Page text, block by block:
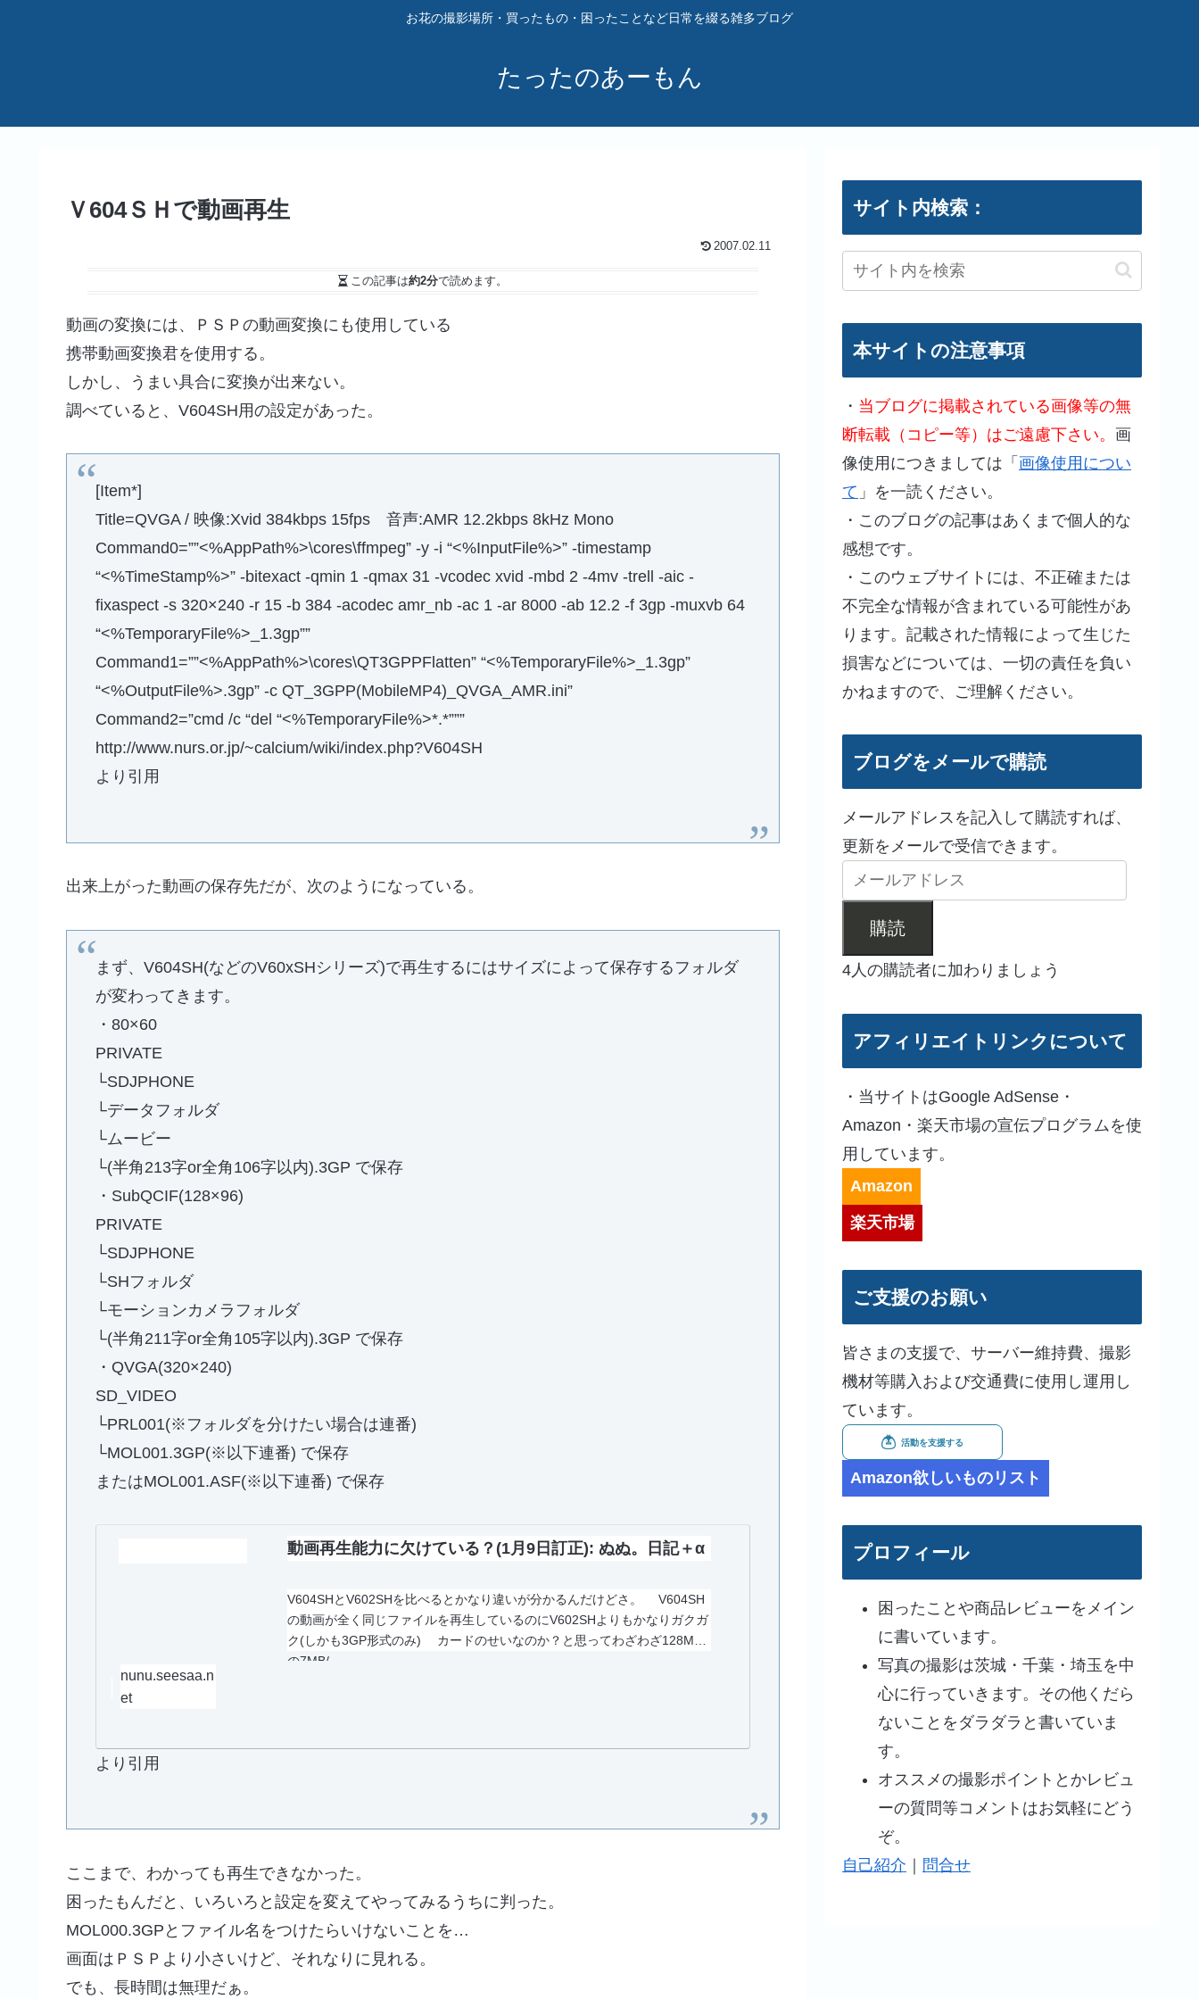
お花の撮影場所・買ったもの・困ったことなど日常を綴る雑多ブログ
たったのあーもん
Ｖ604ＳＨで動画再生
2007.02.11
この記事は約2分で読めます。
動画の変換には、ＰＳＰの動画変換にも使用している
携帯動画変換君を使用する。
しかし、うまい具合に変換が出来ない。
調べていると、V604SH用の設定があった。
[Item*]
Title=QVGA / 映像:Xvid 384kbps 15fps 音声:AMR 12.2kbps 8kHz Mono
Command0=””<%AppPath%>\cores\ffmpeg” -y -i “<%InputFile%>” -timestamp
“<%TimeStamp%>” -bitexact -qmin 1 -qmax 31 -vcodec xvid -mbd 2 -4mv -trell -aic -
fixaspect -s 320×240 -r 15 -b 384 -acodec amr_nb -ac 1 -ar 8000 -ab 12.2 -f 3gp -muxvb 64
“<%TemporaryFile%>_1.3gp””
Command1=””<%AppPath%>\cores\QT3GPPFlatten” “<%TemporaryFile%>_1.3gp”
“<%OutputFile%>.3gp” -c QT_3GPP(MobileMP4)_QVGA_AMR.ini”
Command2=”cmd /c “del “<%TemporaryFile%>*.*”””
http://www.nurs.or.jp/~calcium/wiki/index.php?V604SH
より引用
出来上がった動画の保存先だが、次のようになっている。
まず、V604SH(などのV60xSHシリーズ)で再生するにはサイズによって保存するフォルダ
が変わってきます。
・80×60
PRIVATE
└SDJPHONE
└データフォルダ
└ムービー
└(半角213字or全角106字以内).3GP で保存
・SubQCIF(128×96)
PRIVATE
└SDJPHONE
└SHフォルダ
└モーションカメラフォルダ
└(半角211字or全角105字以内).3GP で保存
・QVGA(320×240)
SD_VIDEO
└PRL001(※フォルダを分けたい場合は連番)
└MOL001.3GP(※以下連番) で保存
またはMOL001.ASF(※以下連番) で保存
動画再生能力に欠けている？(1月9日訂正): ぬぬ。日記＋α
V604SHとV602SHを比べるとかなり違いが分かるんだけどさ。 V604SH
の動画が全く同じファイルを再生しているのにV602SHよりもかなりガクガ
ク(しかも3GP形式のみ) カードのせいなのか？と思ってわざわざ128MB
の7MB/...
nunu.seesaa.n
et
より引用
ここまで、わかっても再生できなかった。
困ったもんだと、いろいろと設定を変えてやってみるうちに判った。
MOL000.3GPとファイル名をつけたらいけないことを…
画面はＰＳＰより小さいけど、それなりに見れる。
でも、長時間は無理だぁ。
サイト内検索：
本サイトの注意事項
・ 当ブログに掲載されている画像等の無
断転載（コピー等）はご遠慮下さい。 画
像使用につきましては「 画像使用につい
て 」を一読ください。
・このブログの記事はあくまで個人的な
感想です。
・このウェブサイトには、不正確または
不完全な情報が含まれている可能性があ
ります。記載された情報によって生じた
損害などについては、一切の責任を負い
かねますので、ご理解ください。
ブログをメールで購読
メールアドレスを記入して購読すれば、
更新をメールで受信できます。
購読
4人の購読者に加わりましょう
アフィリエイトリンクについて
・当サイトはGoogle AdSense・
Amazon・楽天市場の宣伝プログラムを使
用しています。
Amazon
楽天市場
ご支援のお願い
皆さまの支援で、サーバー維持費、撮影
機材等購入および交通費に使用し運用し
ています。
Amazon欲しいものリスト
プロフィール
困ったことや商品レビューをメイン
に書いています。
写真の撮影は茨城・千葉・埼玉を中
心に行っていきます。その他くだら
ないことをダラダラと書いていま
す。
オススメの撮影ポイントとかレビュ
ーの質問等コメントはお気軽にどう
ぞ。
自己紹介
問合せ